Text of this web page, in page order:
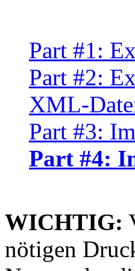
Part #1:
Part #2:
XML-
Part #3:
Part #4:
WICHTIG:
nötigen